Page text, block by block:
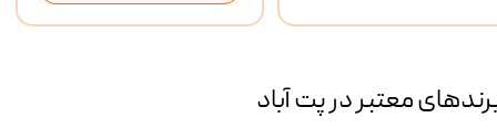
معتبر در پت آباد